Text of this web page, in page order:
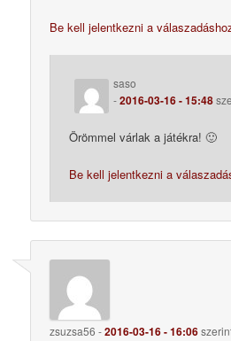
Be kell jelentkezni a
saso
-2016-03-16 - 15:48
Örömmel várlak a játékra! 🙂
Be kell jelentkezni a
zsuzsa56 -2016-03-16 - 16:06